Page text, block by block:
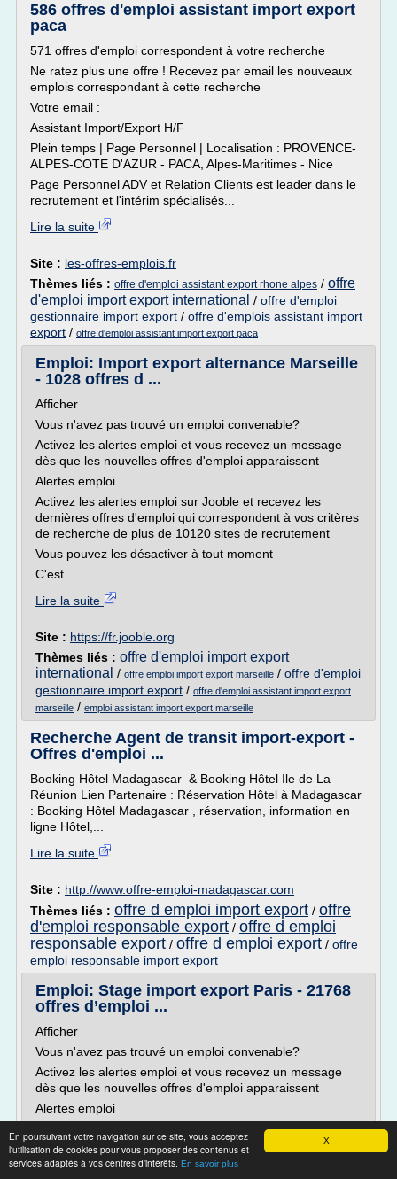
X
En poursuivant votre navigation sur ce site, vous acceptez
l'utilisation de cookies pour vous proposer des contenus et
services adaptés à vos centres d'intérêts. En savoir plus
586 offres d'emploi assistant import export
paca
571 offres d'emploi correspondent à votre recherche
Ne ratez plus une offre ! Recevez par email les nouveaux
emplois correspondant à cette recherche
Votre email :
Assistant Import/Export H/F
Plein temps | Page Personnel | Localisation : PROVENCE-
ALPES-COTE D'AZUR - PACA, Alpes-Maritimes - Nice
Page Personnel ADV et Relation Clients est leader dans le
recrutement et l'intérim spécialisés...
Lire la suite
Site : les-offres-emplois.fr
Thèmes liés : offre d'emploi assistant export rhone alpes / offre
d'emploi import export international / offre d'emploi
gestionnaire import export / offre d'emplois assistant import
export / offre d'emploi assistant import export paca
Emploi: Import export alternance Marseille
- 1028 offres d ...
Afficher
Vous n'avez pas trouvé un emploi convenable?
Activez les alertes emploi et vous recevez un message
dès que les nouvelles offres d'emploi apparaissent
Alertes emploi
Activez les alertes emploi sur Jooble et recevez les
dernières offres d'emploi qui correspondent à vos critères
de recherche de plus de 10120 sites de recrutement
Vous pouvez les désactiver à tout moment
C'est...
Lire la suite
Site : https://fr.jooble.org
Thèmes liés : offre d'emploi import export
international / offre emploi import export marseille / offre d'emploi
gestionnaire import export / offre d'emploi assistant import export
marseille / emploi assistant import export marseille
Recherche Agent de transit import-export -
Offres d'emploi ...
Booking Hôtel Madagascar & Booking Hôtel Ile de La
Réunion Lien Partenaire : Réservation Hôtel à Madagascar
: Booking Hôtel Madagascar , réservation, information en
ligne Hôtel,...
Lire la suite
Site : http://www.offre-emploi-madagascar.com
Thèmes liés : offre d emploi import export / offre
d'emploi responsable export / offre d emploi
responsable export / offre d emploi export / offre
emploi responsable import export
Emploi: Stage import export Paris - 21768
offres d’emploi ...
Afficher
Vous n'avez pas trouvé un emploi convenable?
Activez les alertes emploi et vous recevez un message
dès que les nouvelles offres d'emploi apparaissent
Alertes emploi
Activez les alertes emploi sur Jooble et recevez les
dernières offres d'emploi qui correspondent à vos critères
de recherche de plus de 10120 sites de recrutement